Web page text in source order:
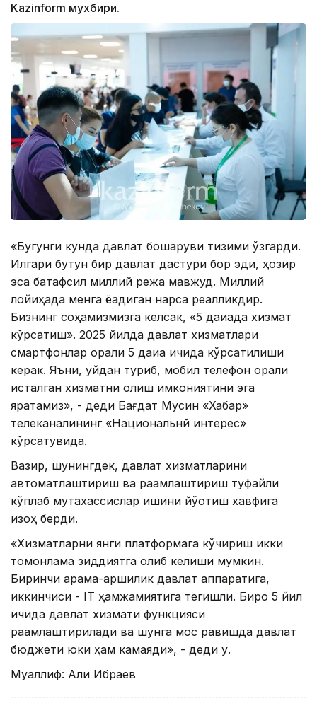
Kazinform мухбири.
«Бугунги кунда давлат бошқаруви тизими ўзгарди.
Илгари бутун бир давлат дастури бор эди, ҳозир
эса батафсил миллий режа мавжуд. Миллий
лойиҳада менга ёқадиган нарса реалликдир.
Бизнинг соҳамизмизга келсак, «5 дақиқада хизмат
кўрсатиш». 2025 йилда давлат хизматлари
смартфонлар орқали 5 дақиқа ичида кўрсатилиши
керак. Яъни, уйдан туриб, мобил телефон орқали
исталган хизматни олиш имкониятини эга
яратамиз», - деди Бағдат Мусин «Хабар»
телеканалининг «Национальнқй интерес»
кўрсатувида.
Вазир, шунингдек, давлат хизматларини
автоматлаштириш ва рақамлаштириш туфайли
кўплаб мутахассислар ишини йўқотиш хавфига
изоҳ берди.
«Хизматларни янги платформага кўчириш икки
томонлама зиддиятга олиб келиши мумкин.
Биринчи қарама-қаршилик давлат аппаратига,
иккинчиси - IТ ҳамжамиятига тегишли. Бироқ 5 йил
ичида давлат хизмати функцияси
рақамлаштирилади ва шунга мос равишда давлат
бюджети юки ҳам камаяди», - деди у.
Муаллиф: Али Ибраев